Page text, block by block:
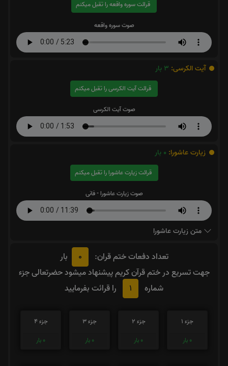
قرائت سوره واقعه را تقبل میکنم
صوت سوره واقعه
آیت الکرسی: 3 بار
قرائت آیت الکرسی را تقبل میکنم
صوت آیت الکرسی
زیارت عاشورا: 0 بار
قرائت زیارت عاشورا را تقبل میکنم
صوت زیارت عاشورا - فانی
متن زیارت عاشورا
تعداد دفعات ختم قران: 0
بار
جهت تسریع در ختم قرآن کریم پیشنهاد میشود حضرتعالی جزء
شماره
1 را قرائت بفرمایید
جزء 1
0 بار
جزء 2
0 بار
جزء 3
0 بار
جزء 4
0 بار